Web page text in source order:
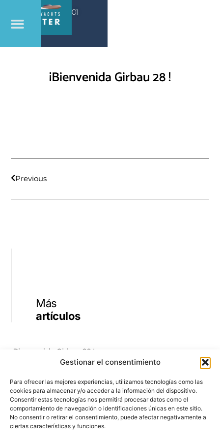
Gestionar el consentimiento
Para ofrecer las mejores experiencias, utilizamos tecnologías como las
cookies para almacenar y/o acceder a la información del dispositivo.
Consentir estas tecnologías nos permitirá procesar datos como el
comportamiento de navegación o identificaciones únicas en este sitio.
No consentir o retirar el consentimiento, puede afectar negativamente a
ciertas características y funciones.
(+34) 602 032 501
¡Bienvenida Girbau 28 !
Previous
Más
artículos
¡Bienvenida Girbau 28 !
Ruta Sur de Menorca